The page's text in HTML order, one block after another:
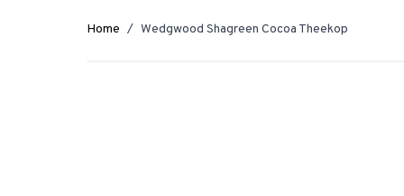
Home / Wedgwood Shagreen Cocoa Theekop